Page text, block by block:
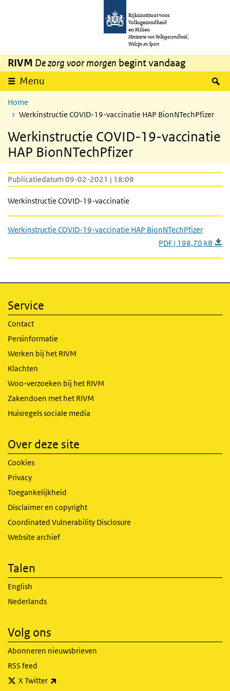
Overslaan en naar de inhoud gaan
Rijksinstituut voor
Volksgezondheid
en Milieu
Ministerie van Volksgezondheid,
Welzijn en Sport
RIVM De zorg voor morgen begint vandaag
Menu
Home
Werkinstructie COVID-19-vaccinatie HAP BionNTechPfizer
Werkinstructie COVID-19-vaccinatie
HAP BionNTechPfizer
Publicatiedatum 09-02-2021 | 18:09
Werkinstructie COVID-19-vaccinatie
Werkinstructie COVID-19-vaccinatie HAP BionNTechPfizer
PDF | 198,70 kB
Service
Contact
Persinformatie
Werken bij het RIVM
Klachten
Woo-verzoeken bij het RIVM
Zakendoen met het RIVM
Huisregels sociale media
Over deze site
Cookies
Privacy
Toegankelijkheid
Disclaimer en copyright
Coordinated Vulnerability Disclosure
Website archief
Talen
English
Nederlands
Volg ons
Abonneren nieuwsbrieven
RSS feed
X Twitter